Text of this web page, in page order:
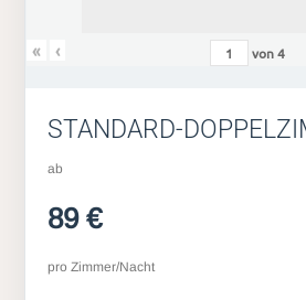
« ‹ von4
STANDARD-
ab
89 €
pro Zimmer/Nacht